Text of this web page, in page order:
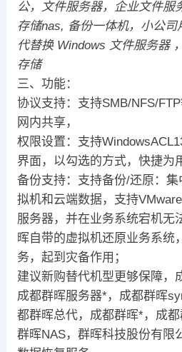
公，文件服务器， 企业文件服
存储nas, 备份一体机，小公司
代替换 Windows 文件服务器
存储
三、功能：
协议支持：支持SMB/NFS/
网内共享，
权限设置：支持
界面，以勾选的方式，快捷为
备份支持：支持备份/还原：
拟机和云端数据，支持
服务器，并在业务系统宕机无
晖自带的虚拟机还原业务系统
务，起到灾备作用；
建议新购替代机型更够保障，
成都群晖服务器*，成都群晖
都群晖总代，成都群晖*，成
群晖NAS，群晖科技股份有限